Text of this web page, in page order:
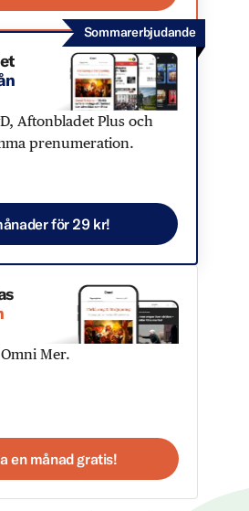
Sommarerbjudande
Aftonbladet Plus och
prenumeration.
för 29 kr!
Mer.
en månad gratis!